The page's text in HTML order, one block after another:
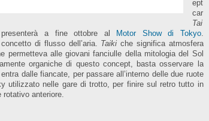
ept
car
Tai
a fine ottobre al Motor Show di Tokyo.
di flusso dell’aria. Taiki che significa atmosfera
alle giovani fanciulle della mitologia del Sol
organiche di questo concept, basta osservare la
dalle fiancate, per passare all’interno delle due ruote
utilizzato nelle gare di trotto, per finire sul retro tutto in
anteriore.